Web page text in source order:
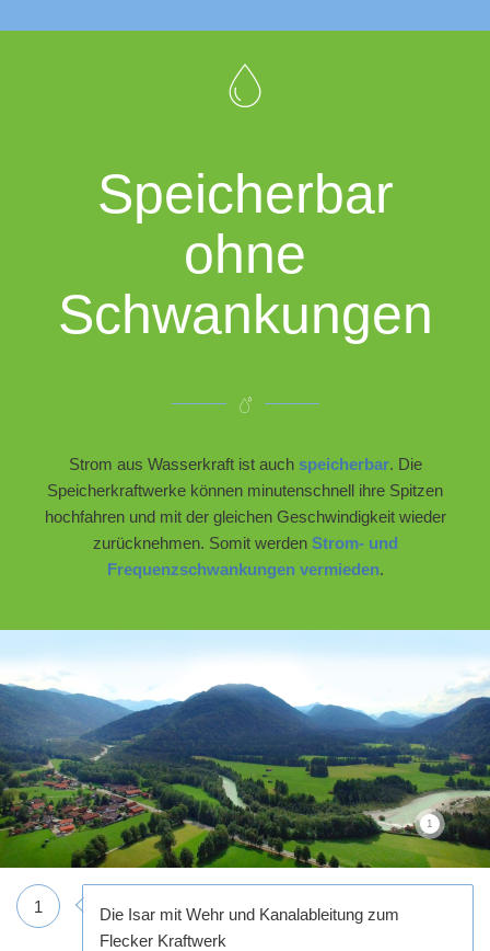
Speicherbar
ohne
Schwankungen
Strom aus Wasserkraft ist auch speicherbar. Die
Speicherkraftwerke können minutenschnell ihre Spitzen
hochfahren und mit der gleichen Geschwindigkeit wieder
zurücknehmen. Somit werden Strom- und
Frequenzschwankungen vermieden.
1
1
Die Isar mit Wehr und Kanalableitung zum
Flecker Kraftwerk